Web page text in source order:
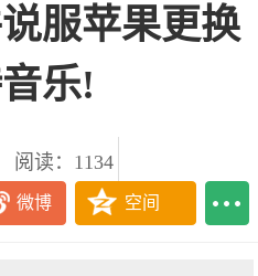
服苹果更换
乐!
阅读：1134
微博 空间